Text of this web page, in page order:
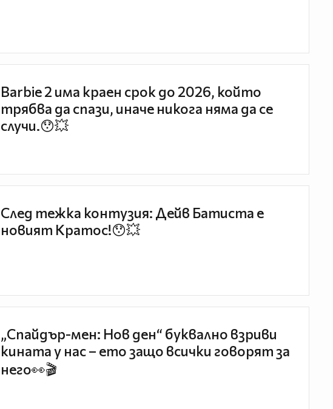
Barbie 2 има краен срок до 2026, който
трябва да спази, иначе никога няма да се
случи.😯💥
След тежка контузия: Дейв Батиста е
новият Кратос!😯💥
„Спайдър-мен: Нов ден“ буквално взриви
кината у нас – ето защо всички говорят за
него👀🎬